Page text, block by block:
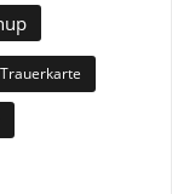
Trauerkarte